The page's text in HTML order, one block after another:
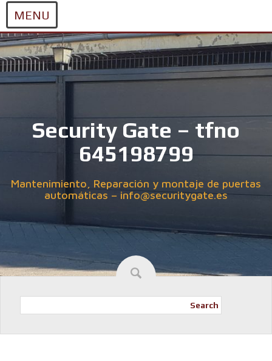
MENU
Skip
content
Security Gate – tfno
645198799
Mantenimiento, Reparación y montaje de puertas
automáticas – info@securitygate.es
Search